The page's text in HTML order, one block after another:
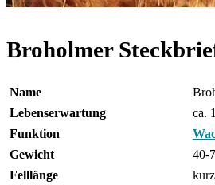
Broholmer
Name
Lebenserwartung
ca.
Funktion
Gewicht
40-
Felllänge